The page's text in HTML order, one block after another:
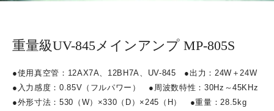
重量級UV-845メインアンプ MP-805S
●使用真空管： 12AX7A 12BH7A UV-845 ●出力： 24W ＋ 24W
● 入力感度： 0.85V （フルパワー） ● 周波数特性： 30Hz ～45KHz
●外形寸法： 530 （ W） ×330 （ D ） ×245 （ H） ●重量： 28.5kg